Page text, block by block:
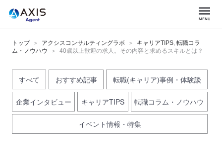
トップ アクシスコンサルティングラボ キャリアTIPS, 転職コラ
ム・ノウハウ
40歳以上歓迎の求人。その内容と求めるスキルとは？
すべて おすすめ記事 転職(キャリア)事例・体験談
企業インタビュー キャリアTIPS 転職コラム・ノウハウ
イベント情報・特集